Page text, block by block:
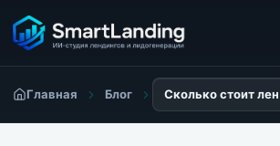
Главная Блог